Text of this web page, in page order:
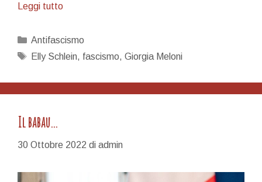
Leggi tutto9
PER
Categorie
Antifascismo
Tag
Elly Schlein, fascismo, Giorgia Meloni
Il babau…
30 Ottobre 2022 di admin